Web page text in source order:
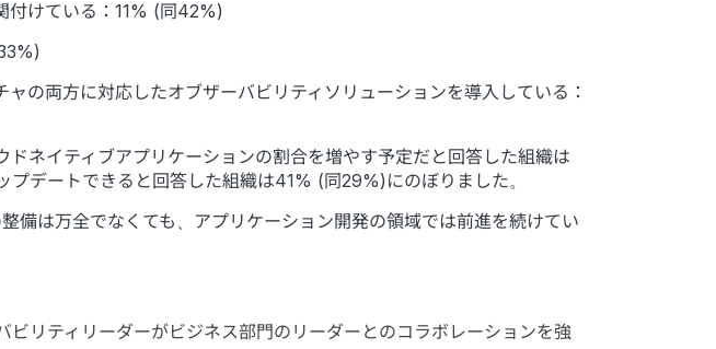
けている：11% (同42%)
両方に対応したオブザーバビリティソリューションを導入している：
ネイティブアプリケーションの割合を増やす予定だと回答した組織は
デートできると回答した組織は41% (同29%)にのぼりました。
備は万全でなくても、アプリケーション開発の領域では前進を続けてい
ビリティリーダーがビジネス部門のリーダーとのコラボレーションを強